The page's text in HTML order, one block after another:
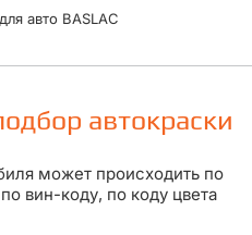
автокраски
может происходить по
вин-коду, по коду цвета